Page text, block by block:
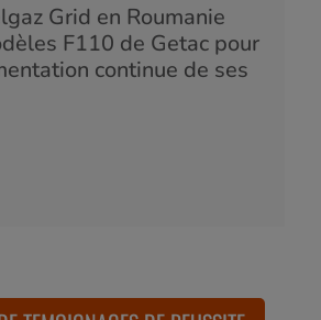
Grid en Roumanie
F110 de Getac pour
continue de ses